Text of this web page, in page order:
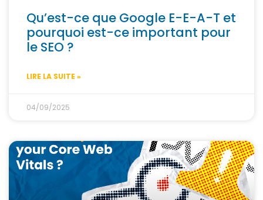
Qu’est-ce que Google E-E-A-T et
pourquoi est-ce important pour
le SEO ?
LIRE LA SUITE »
04/09/2025